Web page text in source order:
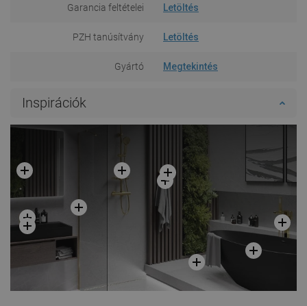
Garancia feltételei Letöltés
PZH tanúsítvány Letöltés
Gyártó Megtekintés
Inspirációk